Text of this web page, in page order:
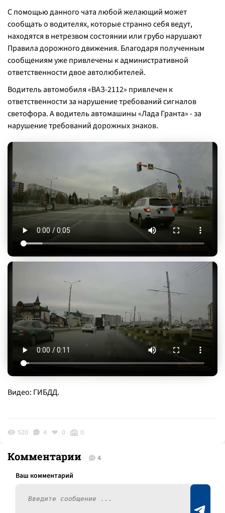
С помощью данного чата любой желающий может
сообщать о водителях, которые странно себя ведут,
находятся в нетрезвом состоянии или грубо нарушают
Правила дорожного движения. Благодаря полученным
сообщениям уже привлечены к административной
ответственности двое автолюбителей.
Водитель автомобиля «ВАЗ-2112» привлечен к
ответственности за нарушение требований сигналов
светофора. А водитель автомашины «Лада Гранта» - за
нарушение требований дорожных знаков.
Видео: ГИБДД.
520 4 0 0
Комментарии 4